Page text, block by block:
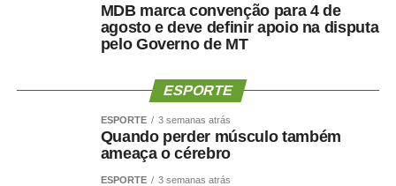
MDB marca convenção para 4 de
agosto e deve definir apoio na disputa
pelo Governo de MT
ESPORTE
ESPORTE 3 semanas atrás
Quando perder músculo também
ameaça o cérebro
ESPORTE 3 semanas atrás